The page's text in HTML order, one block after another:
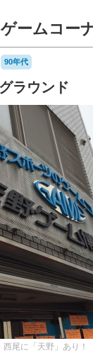
ームコー
90年代
ラウンド
西尾に「天野」あり！